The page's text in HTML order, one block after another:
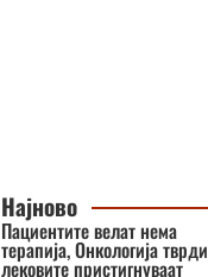
Најново
Пациентите велат нема
терапија, Онкологија тврди
лековите пристигнуваат